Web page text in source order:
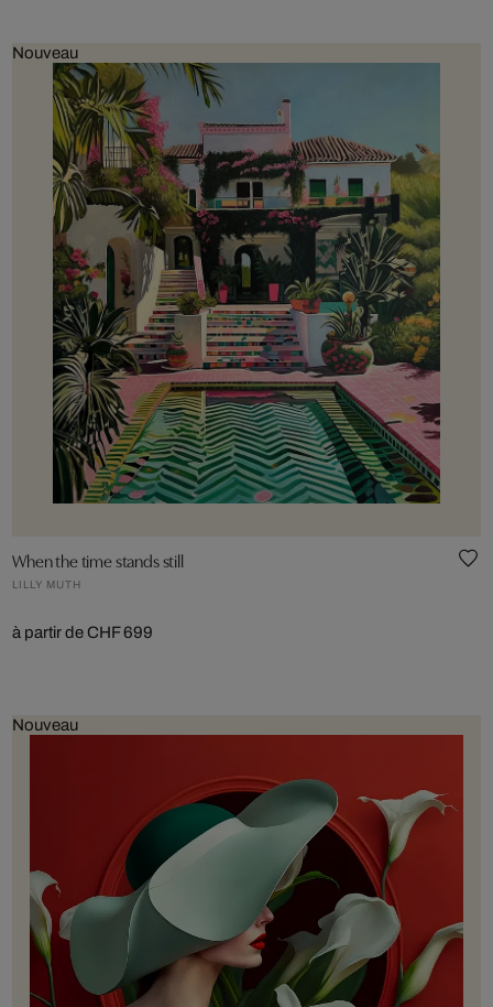
Nouveau
When the time stands still
LILLY MUTH
à partir de CHF 699
Nouveau